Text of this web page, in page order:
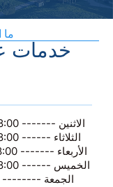
ما
خدمات
الاثنين ------- 8:00 صباحًا - 6:00 مساءً
الثلاثاء ------ 8:00 صباحًا - 6:00 مساءً
الأربعاء ------- 8:00 صباحًا - 2:00 ظهرًا
الخميس ------ 8:00 صباحًا - 6:00 مساءً